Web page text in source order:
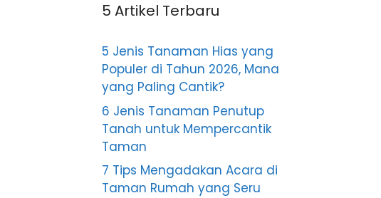
5 Artikel Terbaru
5 Jenis Tanaman Hias yang
Populer di Tahun 2026, Mana
yang Paling Cantik?
6 Jenis Tanaman Penutup
Tanah untuk Mempercantik
Taman
7 Tips Mengadakan Acara di
Taman Rumah yang Seru